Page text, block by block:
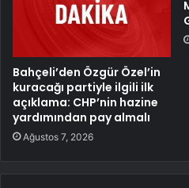
Bahçeli’den Özgür Özel’in
kuracağı partiyle ilgili ilk
açıklama: CHP’nin hazine
yardımından pay almalı
Ağustos 7, 2026